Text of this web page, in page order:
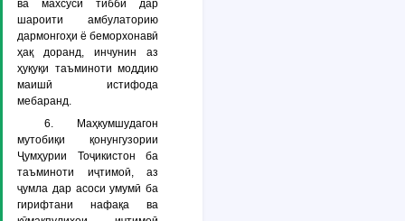
ва махсуси тиббӣ дар
шароити амбулаторию
дармонгоҳи ё беморхонавӣ
ҳақ доранд, инчунин аз
ҳуқуқи таъминоти моддию
маишӣ истифода
мебаранд.
6. Маҳкумшудагон
мутобиқи қонунгузории
Ҷумҳурии Тоҷикистон ба
таъминоти иҷтимоӣ, аз
ҷумла дар асоси умумӣ ба
гирифтани нафақа ва